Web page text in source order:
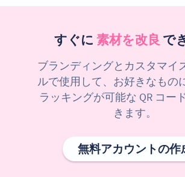
すぐに 素材を改良 で
ブランディングとカスタマイ
ルで使用して、お好きなもの
ラッキングが可能な QR コー
きます。
無料アカウントの作